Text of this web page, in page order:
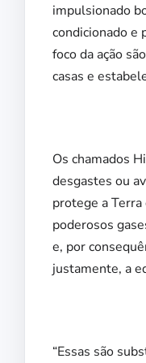
impulsionado
condicionado e
foco da ação
casas e
Os chamados
desgastes ou
protege a
poderosos
e, por
justamente, a
“Essas são